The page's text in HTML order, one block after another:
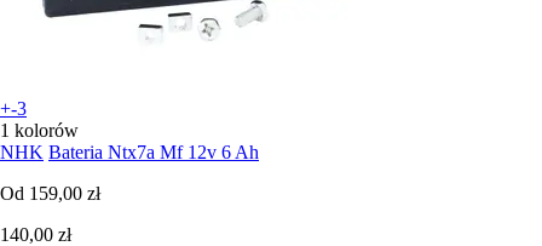
+-3
1 kolorów
NHK Bateria Ntx7a Mf 12v 6 Ah
Od 159,00 zł
140,00 zł